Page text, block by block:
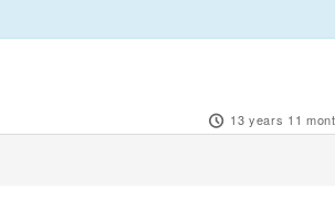
13 years 11